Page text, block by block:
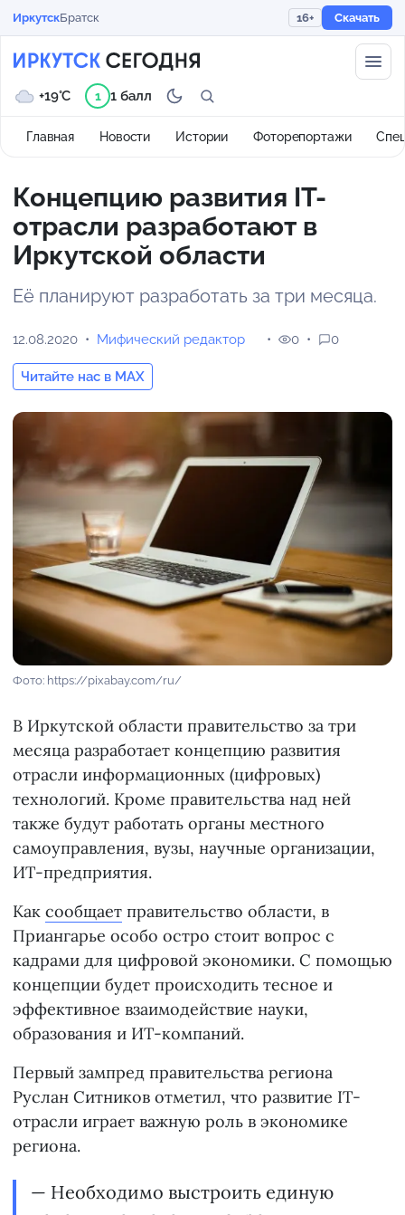
ИркутскБратск 16+ Скачать
Главная Новости Истории Фоторепортажи
+19°C 1 1 балл
Концепцию развития IT-
отрасли разработают в
Иркутской области
Её планируют разработать за три месяца.
12.08.2020 Мифический редактор
Читайте нас в MAX
0 0
Фото: https://pixabay.com/ru/
В Иркутской области правительство за три
месяца разработает концепцию развития
отрасли информационных (цифровых)
технологий. Кроме правительства над ней
также будут работать органы местного
самоуправления, вузы, научные организации,
ИТ-предприятия.
Как сообщает правительство области, в
Приангарье особо остро стоит вопрос с
кадрами для цифровой экономики. С помощью
концепции будет происходить тесное и
эффективное взаимодействие науки,
образования и ИТ-компаний.
Первый зампред правительства региона
Руслан Ситников отметил, что развитие IT-
отрасли играет важную роль в экономике
региона.
— Необходимо выстроить единую